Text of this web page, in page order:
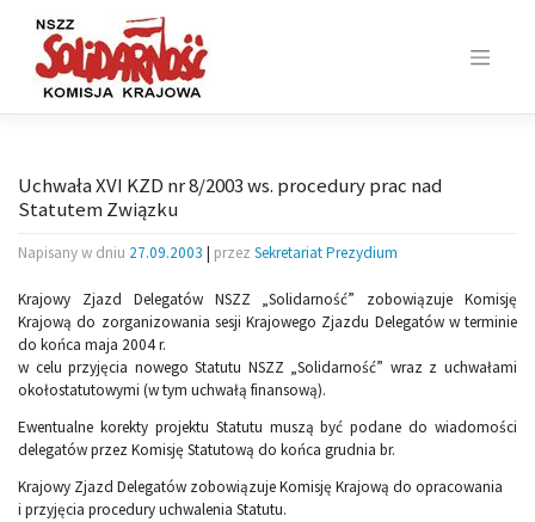
content
Uchwała XVI KZD nr 8/2003 ws. procedury prac nad
Statutem Związku
Napisany w dniu 27.09.2003 | przez Sekretariat Prezydium
Krajowy Zjazd Delegatów NSZZ „Solidarność” zobowiązuje Komisję
Krajową do zorganizowania sesji Krajowego Zjazdu Delegatów w terminie
do końca maja 2004 r.
w celu przyjęcia nowego Statutu NSZZ „Solidarność” wraz z uchwałami
okołostatutowymi (w tym uchwałą finansową).
Ewentualne korekty projektu Statutu muszą być podane do wiadomości
delegatów przez Komisję Statutową do końca grudnia br.
Krajowy Zjazd Delegatów zobowiązuje Komisję Krajową do opracowania
i przyjęcia procedury uchwalenia Statutu.